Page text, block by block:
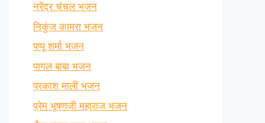
नरेंद्र चंचल भजन
निकुंज कामरा भजन
पप्पू शर्मा भजन
पागल बाबा भजन
प्रकाश माली भजन
प्रेम भूषणजी महाराज भजन